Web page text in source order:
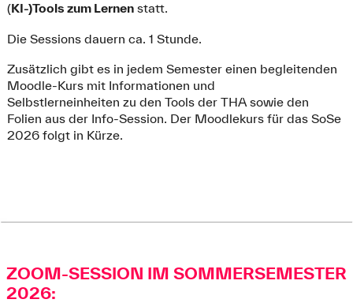
(KI-)Tools zum Lernenstatt.
Die Sessions dauern ca. 1 Stunde.
Zusätzlich gibt es in jedem Semester einen begleitenden
Moodle-Kurs mit Informationen und
Selbstlerneinheiten zu den Tools der THA sowie den
Folien aus der Info-Session. Der Moodlekurs für das SoSe
2026 folgt in Kürze.
ZOOM-SESSION IM SOMMERSEMESTER
2026: